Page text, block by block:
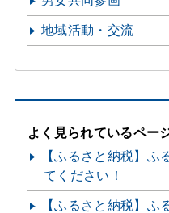
地域活動・交流
よく見られているペー
【ふるさと納税】ふ
てください！
【ふるさと納税】ふ